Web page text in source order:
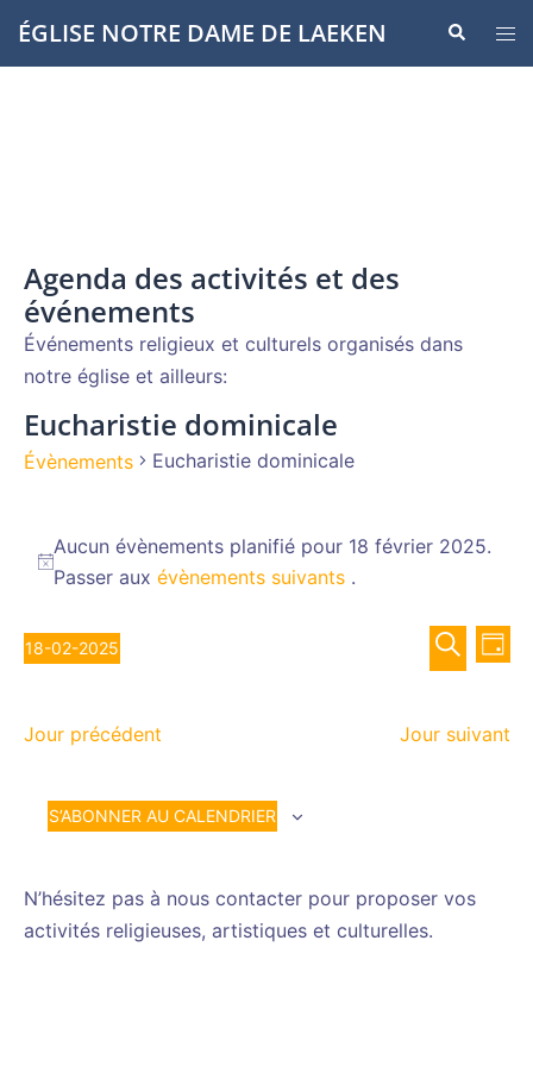
Aller
auÉGLISE NOTRE DAME DE LAEKEN
le
Agenda des activités et des
événements
Événements religieux et culturels organisés dans
notre église et ailleurs:
Eucharistie dominicale
Évènements Eucharistie dominicale
for
18
2025
Notice
Aucun évènements planifié pour 18 février 2025.
Passer aux évènements suivants .
et
de
de
JOUR
18-02-2025
date.
Jour précédent Jour suivant
S’ABONNER AU CALENDRIER
N’hésitez pas à nous contacter pour proposer vos
activités religieuses, artistiques et culturelles.